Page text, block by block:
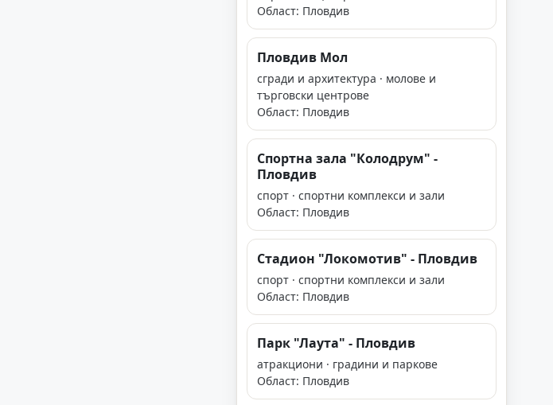
Област: Пловдив
Пловдив Мол
сгради и архитектура · молове и
търговски центрове
Област: Пловдив
Спортна зала "Колодрум" -
Пловдив
спорт · спортни комплекси и зали
Област: Пловдив
Стадион "Локомотив" - Пловдив
спорт · спортни комплекси и зали
Област: Пловдив
Парк "Лаута" - Пловдив
атракциони · градини и паркове
Област: Пловдив